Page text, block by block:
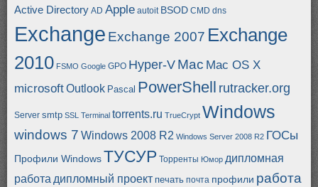
Active Directory AD Apple autoit BSOD CMD dns
Exchange Exchange 2007 Exchange
2010 FSMO Google GPO Hyper-V Mac Mac OS X
microsoftOutlook Pascal PowerShell rutracker.org
Server smtp SSL Terminal torrents.ru TrueCrypt Windows
windows 7 Windows 2008 R2 Windows Server 2008 R2 ГОСы
Профили WindowsТУСУР Торренты Юмор дипломная
работа дипломный проект печать почта профили работа